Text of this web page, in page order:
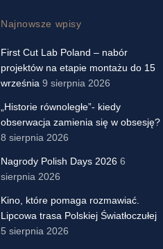
Najnowsze wpisy
First Cut Lab Poland – nabór
projektów na etapie montażu do 15
września 9 sierpnia 2026
„Historie równoległe”- kiedy
obserwacja zamienia się w obsesję?
8 sierpnia 2026
Nagrody Polish Days 2026 6
sierpnia 2026
Kino, które pomaga rozmawiać.
Lipcowa trasa Polskiej Światłoczułej
5 sierpnia 2026